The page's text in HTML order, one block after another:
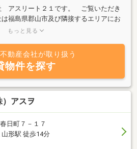
アスリート２１です。 ご覧いただき
福島県郡山市及び隣接するエリアにお
の仲介・管理を主な業務内容とする会
たい」「買いたい」「借りたい」不動
にお問合せご相談ください。 当社では
頼者様と地域社会に貢献できればと考
もっと見る
動産会社が取り扱う
物件を探す
）アスヲ
日町７－１７
山形駅 徒歩14分